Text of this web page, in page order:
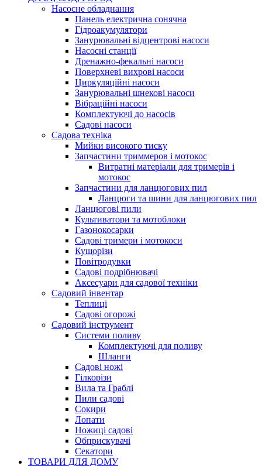
Насосне обладнання
Панель електрична сонячна
Гідроакумулятори
Занурювальні відцентрові насоси
Насосні станції
Дренажно-фекальні насоси
Поверхневі вихрові насоси
Циркуляційні насоси
Занурювальні шнекові насоси
Вібраційні насоси
Комплектуючі до насосів
Cадові насоси
Садова техніка
Мийки високого тиску
Запчастини триммеров і мотокос
Витратні матеріали для тримерів і
мотокос
Запчастини для ланцюгових пил
Ланцюги та шини для ланцюгових пил
Ланцюгові пили
Культиватори та мотоблоки
Газонокосарки
Садові тримери і мотокоси
Кущорізи
Повітродувки
Садові подрібнювачі
Аксесуари для садової техніки
Садовий інвентар
Теплиці
Садові огорожі
Садовий інструмент
Системи поливу
Комплектуючі для поливу
Шланги
Садові ножі
Гілкорізи
Вила та Граблі
Пили садові
Сокири
Лопати
Ножиці садові
Обприскувачі
Секатори
ТОВАРИ ДЛЯ ДОМУ